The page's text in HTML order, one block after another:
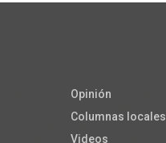
Opinión
Columnas locales
Videos